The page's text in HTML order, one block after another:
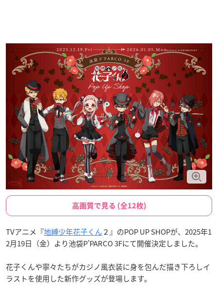
高画質で見る (全12枚)
TVアニメ『地縛少年花子くん２』のPOP UP SHOPが、2025年1
2月19日（金）より池袋P’PARCO 3Fにて開催決定しました。
花子くんや寧々たちがカジノ風衣装に身を包んだ描き下ろしイ
ラストを使用した新作グッズが登場します。